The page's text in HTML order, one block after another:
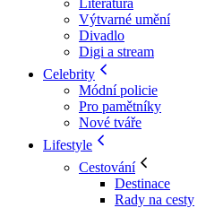
Literatura
Výtvarné umění
Divadlo
Digi a stream
Celebrity
Módní policie
Pro pamětníky
Nové tváře
Lifestyle
Cestování
Destinace
Rady na cesty